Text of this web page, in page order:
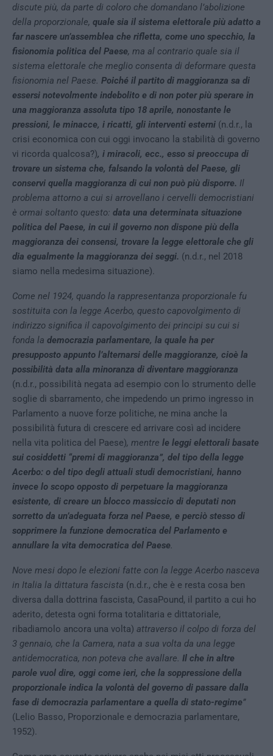
discute più, da parte di coloro che domandano l’abolizione
della proporzionale, quale sia il sistema elettorale più adatto a
far nascere un’assemblea che rifletta, come uno specchio, la
fisionomia politica del Paese, ma al contrario quale sia il
sistema elettorale che meglio consenta di deformare questa
fisionomia nel Paese. Poiché il partito di maggioranza sa di
essersi notevolmente indebolito e di non poter più sperare in
una maggioranza assoluta tipo 18 aprile, nonostante le
pressioni, le minacce, i ricatti, gli interventi esterni (n.d.r., la
crisi economica con cui oggi invocano la stabilità di governo
vi ricorda qualcosa?), i miracoli, ecc., esso si preoccupa di
trovare un sistema che, falsando la volontà del Paese, gli
conservi quella maggioranza di cui non può più disporre. Il
problema attorno a cui si arrovellano i cervelli democristiani
è ormai soltanto questo: data una determinata situazione
politica del Paese, in cui il governo non dispone più della
maggioranza dei consensi, trovare la legge elettorale che gli
dia egualmente la maggioranza dei seggi. (n.d.r., nel 2018
siamo nella medesima situazione).
Come nel 1924, quando la rappresentanza proporzionale fu
sostituita con la legge Acerbo, questo capovolgimento di
indirizzo significa il capovolgimento dei principi su cui si
fonda la democrazia parlamentare, la quale ha per
presupposto appunto l’alternarsi delle maggioranze, cioè la
possibilità data alla minoranza di diventare maggioranza
(n.d.r., possibilità negata ad esempio con lo strumento delle
soglie di sbarramento, che impedendo un primo ingresso in
Parlamento a nuove forze politiche, ne mina anche la
possibilità futura di crescere ed arrivare così ad incidere
nella vita politica del Paese), mentre le leggi elettorali basate
sui cosiddetti “premi di maggioranza”, del tipo della legge
Acerbo: o del tipo degli attuali studi democristiani, hanno
invece lo scopo opposto di perpetuare la maggioranza
esistente, di creare un blocco massiccio di deputati non
sorretto da un’adeguata forza nel Paese, e perciò stesso di
sopprimere la funzione democratica del Parlamento e
annullare la vita democratica del Paese.
Nove mesi dopo le elezioni fatte con la legge Acerbo nasceva
in Italia la dittatura fascista (n.d.r., che è e resta cosa ben
diversa dalla dottrina fascista, CasaPound, il partito a cui ho
aderito, detesta ogni forma totalitaria e dittatoriale,
ribadiamolo ancora una volta) attraverso il colpo di forza del
3 gennaio, che la Camera, nata a sua volta da una legge
antidemocratica, non poteva che avallare. Il che in altre
parole vuol dire, oggi come ieri, che la soppressione della
proporzionale indica la volontà del governo di passare dalla
fase di democrazia parlamentare a quella di stato-regime”
(Lelio Basso, Proporzionale e democrazia parlamentare,
1952).